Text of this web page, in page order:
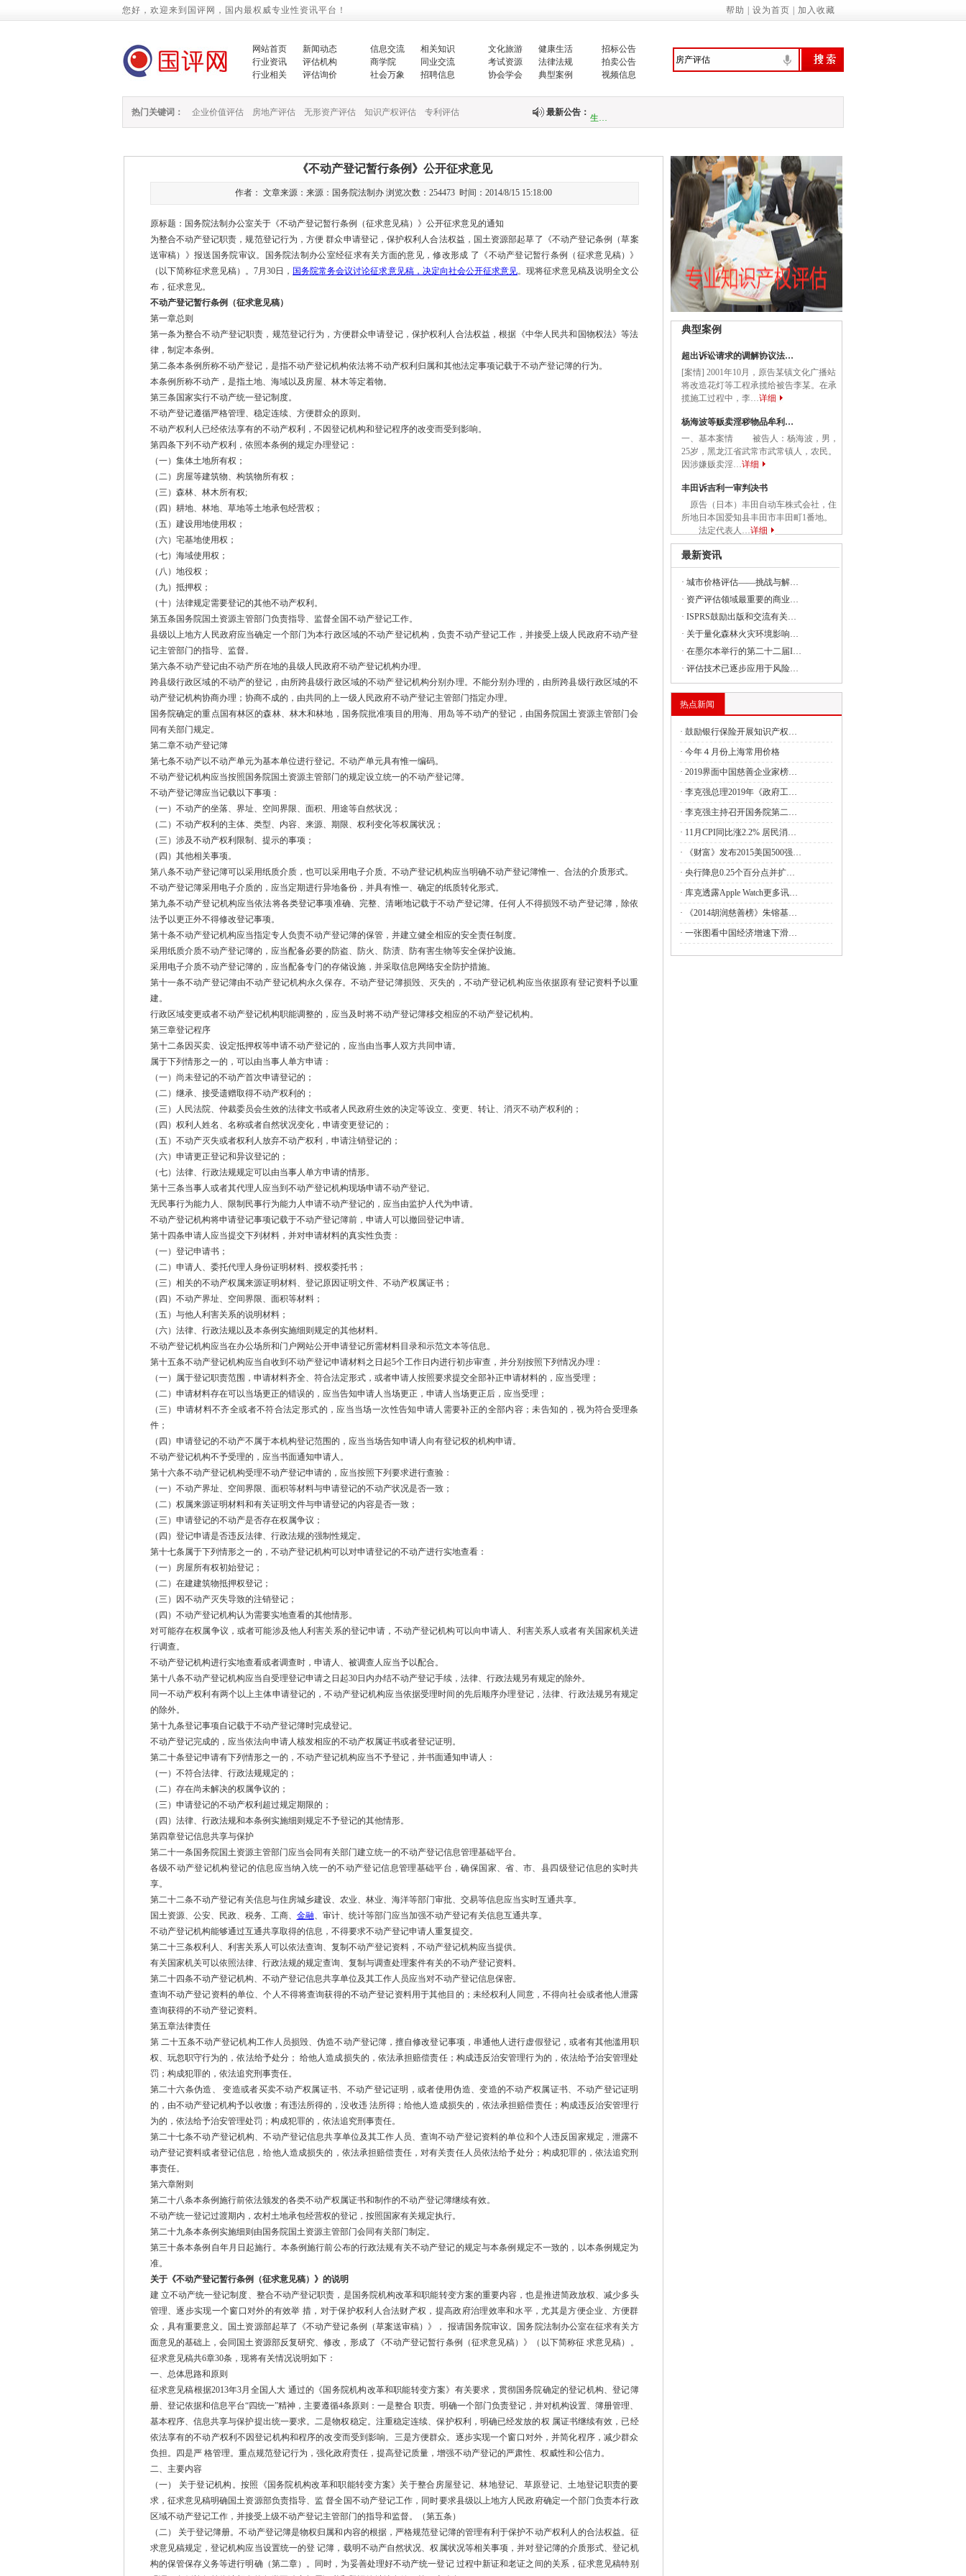
您好，欢迎来到国评网，国内最权威专业性资讯平台！ 帮助 设为首页 加入收藏
网站首页
新闻动态
行业资讯
评估机构
行业相关
评估询价
信息交流
相关知识
商学院
同业交流
社会万象
招聘信息
文化旅游
健康生活
考试资源
法律法规
协会学会
典型案例
招标公告
拍卖公告
视频信息
热门关键词： 企业价值评估 房地产评估 无形资产评估 知识产权评估 专利评估 最新公告：
国家发展改革委：制定促进经济社会发展全面绿色转型
的…
增强生态文明意识 提高环境保护自觉——来自首个全国
全面推进乡村振兴绘就新图景
中央财政紧急预拨10亿元 支持国家蓄滞洪区受灾群众尽
关于印发《国家基本公共服务标准（2023年版）》的通知
关于完善政府诚信履约机制优化民营经济发展环境的通知
中共中央 国务院关于促进民营经济发展壮大的意见
国家发展改革委等部门关于做好2023年降成本重点工作
关于公开遴选《建设项目经济评价方法与参数（修订建
关于开展2023年全国节能宣传周和全国低碳日活动的通知
关于印发《中央党政机关和事业单位所属企业国有资本
国家发展改革委组织召开支持贵州在新时代西部大开发
上…
国家发展改革委负责同志出席建设全国统一大市场国务
国家发展改革委副主任丛亮会见阿曼能源与矿产部次大
中国与阿根廷签署共建“一带一路”合作规划
2023年1-4月全国国有及国有控股企业经济运行情况
财政部河南监管局：强化理论武装 筑牢思想之基 认真
关于实施中央财政油茶产业发展奖补政策的通知
体…
发展改革委等部门关于印发《“十四五”时期社会服务设…
国家发展改革委负责同志就《新时代洞庭湖生态经济区
首届“中国+中亚五国”产业与投资合作论坛成功举行
社会司会同有关单位组织召开第四批农村公共服务典型
第…
国家发展改革委举行新闻发布会 介绍《“十四五”现代
物…
基于灰色预测理论的互联网视频行业企业价值评估——
以…
户…
20…
《不动产登记暂行条例》公开征求意见
作者： 文章来源：来源：国务院法制办 浏览次数：254473 时间：2014/8/15 15:18:00
原标题：国务院法制办公室关于《不动产登记暂行条例（征求意见稿）》公开征求意见的通知
为整合不动产登记职责，规范登记行为，方便 群众申请登记，保护权利人合法权益，国土资源部起草了《不动产登记条例（草案
送审稿）》报送国务院审议。国务院法制办公室经征求有关方面的意见，修改形成 了《不动产登记暂行条例（征求意见稿）》
（以下简称征求意见稿）。7月30日， 国务院常务会议讨论征求意见稿，决定向社会公开征求意见。现将征求意见稿及说明全文公
布，征求意见。
不动产登记暂行条例（征求意见稿）
第一章总则
第一条为整合不动产登记职责，规范登记行为，方便群众申请登记，保护权利人合法权益，根据《中华人民共和国物权法》等法
律，制定本条例。
第二条本条例所称不动产登记，是指不动产登记机构依法将不动产权利归属和其他法定事项记载于不动产登记簿的行为。
本条例所称不动产，是指土地、海域以及房屋、林木等定着物。
第三条国家实行不动产统一登记制度。
不动产登记遵循严格管理、稳定连续、方便群众的原则。
不动产权利人已经依法享有的不动产权利，不因登记机构和登记程序的改变而受到影响。
第四条下列不动产权利，依照本条例的规定办理登记：
（一）集体土地所有权；
（二）房屋等建筑物、构筑物所有权；
（三）森林、林木所有权;
（四）耕地、林地、草地等土地承包经营权；
（五）建设用地使用权；
（六）宅基地使用权；
（七）海域使用权；
（八）地役权；
（九）抵押权；
（十）法律规定需要登记的其他不动产权利。
第五条国务院国土资源主管部门负责指导、监督全国不动产登记工作。
县级以上地方人民政府应当确定一个部门为本行政区域的不动产登记机构，负责不动产登记工作，并接受上级人民政府不动产登
记主管部门的指导、监督。
第六条不动产登记由不动产所在地的县级人民政府不动产登记机构办理。
跨县级行政区域的不动产的登记，由所跨县级行政区域的不动产登记机构分别办理。不能分别办理的，由所跨县级行政区域的不
动产登记机构协商办理；协商不成的，由共同的上一级人民政府不动产登记主管部门指定办理。
国务院确定的重点国有林区的森林、林木和林地，国务院批准项目的用海、用岛等不动产的登记，由国务院国土资源主管部门会
同有关部门规定。
第二章不动产登记簿
第七条不动产以不动产单元为基本单位进行登记。不动产单元具有惟一编码。
不动产登记机构应当按照国务院国土资源主管部门的规定设立统一的不动产登记簿。
不动产登记簿应当记载以下事项：
（一）不动产的坐落、界址、空间界限、面积、用途等自然状况；
（二）不动产权利的主体、类型、内容、来源、期限、权利变化等权属状况；
（三）涉及不动产权利限制、提示的事项；
（四）其他相关事项。
第八条不动产登记簿可以采用纸质介质，也可以采用电子介质。不动产登记机构应当明确不动产登记簿惟一、合法的介质形式。
不动产登记簿采用电子介质的，应当定期进行异地备份，并具有惟一、确定的纸质转化形式。
第九条不动产登记机构应当依法将各类登记事项准确、完整、清晰地记载于不动产登记簿。任何人不得损毁不动产登记簿，除依
法予以更正外不得修改登记事项。
第十条不动产登记机构应当指定专人负责不动产登记簿的保管，并建立健全相应的安全责任制度。
采用纸质介质不动产登记簿的，应当配备必要的防盗、防火、防渍、防有害生物等安全保护设施。
采用电子介质不动产登记簿的，应当配备专门的存储设施，并采取信息网络安全防护措施。
第十一条不动产登记簿由不动产登记机构永久保存。不动产登记簿损毁、灭失的，不动产登记机构应当依据原有登记资料予以重
建。
行政区域变更或者不动产登记机构职能调整的，应当及时将不动产登记簿移交相应的不动产登记机构。
第三章登记程序
第十二条因买卖、设定抵押权等申请不动产登记的，应当由当事人双方共同申请。
属于下列情形之一的，可以由当事人单方申请：
（一）尚未登记的不动产首次申请登记的；
（二）继承、接受遗赠取得不动产权利的；
（三）人民法院、仲裁委员会生效的法律文书或者人民政府生效的决定等设立、变更、转让、消灭不动产权利的；
（四）权利人姓名、名称或者自然状况变化，申请变更登记的；
（五）不动产灭失或者权利人放弃不动产权利，申请注销登记的；
（六）申请更正登记和异议登记的；
（七）法律、行政法规规定可以由当事人单方申请的情形。
第十三条当事人或者其代理人应当到不动产登记机构现场申请不动产登记。
无民事行为能力人、限制民事行为能力人申请不动产登记的，应当由监护人代为申请。
不动产登记机构将申请登记事项记载于不动产登记簿前，申请人可以撤回登记申请。
第十四条申请人应当提交下列材料，并对申请材料的真实性负责：
（一）登记申请书；
（二）申请人、委托代理人身份证明材料、授权委托书；
（三）相关的不动产权属来源证明材料、登记原因证明文件、不动产权属证书；
（四）不动产界址、空间界限、面积等材料；
（五）与他人利害关系的说明材料；
（六）法律、行政法规以及本条例实施细则规定的其他材料。
不动产登记机构应当在办公场所和门户网站公开申请登记所需材料目录和示范文本等信息。
第十五条不动产登记机构应当自收到不动产登记申请材料之日起5个工作日内进行初步审查，并分别按照下列情况办理：
（一）属于登记职责范围，申请材料齐全、符合法定形式，或者申请人按照要求提交全部补正申请材料的，应当受理；
（二）申请材料存在可以当场更正的错误的，应当告知申请人当场更正，申请人当场更正后，应当受理；
（三）申请材料不齐全或者不符合法定形式的，应当当场一次性告知申请人需要补正的全部内容；未告知的，视为符合受理条
件；
（四）申请登记的不动产不属于本机构登记范围的，应当当场告知申请人向有登记权的机构申请。
不动产登记机构不予受理的，应当书面通知申请人。
第十六条不动产登记机构受理不动产登记申请的，应当按照下列要求进行查验：
（一）不动产界址、空间界限、面积等材料与申请登记的不动产状况是否一致；
（二）权属来源证明材料和有关证明文件与申请登记的内容是否一致；
（三）申请登记的不动产是否存在权属争议；
（四）登记申请是否违反法律、行政法规的强制性规定。
第十七条属于下列情形之一的，不动产登记机构可以对申请登记的不动产进行实地查看：
（一）房屋所有权初始登记；
（二）在建建筑物抵押权登记；
（三）因不动产灭失导致的注销登记；
（四）不动产登记机构认为需要实地查看的其他情形。
对可能存在权属争议，或者可能涉及他人利害关系的登记申请，不动产登记机构可以向申请人、利害关系人或者有关国家机关进
行调查。
不动产登记机构进行实地查看或者调查时，申请人、被调查人应当予以配合。
第十八条不动产登记机构应当自受理登记申请之日起30日内办结不动产登记手续，法律、行政法规另有规定的除外。
同一不动产权利有两个以上主体申请登记的，不动产登记机构应当依据受理时间的先后顺序办理登记，法律、行政法规另有规定
的除外。
第十九条登记事项自记载于不动产登记簿时完成登记。
不动产登记完成的，应当依法向申请人核发相应的不动产权属证书或者登记证明。
第二十条登记申请有下列情形之一的，不动产登记机构应当不予登记，并书面通知申请人：
（一）不符合法律、行政法规规定的；
（二）存在尚未解决的权属争议的；
（三）申请登记的不动产权利超过规定期限的；
（四）法律、行政法规和本条例实施细则规定不予登记的其他情形。
第四章登记信息共享与保护
第二十一条国务院国土资源主管部门应当会同有关部门建立统一的不动产登记信息管理基础平台。
各级不动产登记机构登记的信息应当纳入统一的不动产登记信息管理基础平台，确保国家、省、市、县四级登记信息的实时共
享。
第二十二条不动产登记有关信息与住房城乡建设、农业、林业、海洋等部门审批、交易等信息应当实时互通共享。
国土资源、公安、民政、税务、工商、 金融、审计、统计等部门应当加强不动产登记有关信息互通共享。
不动产登记机构能够通过互通共享取得的信息，不得要求不动产登记申请人重复提交。
第二十三条权利人、利害关系人可以依法查询、复制不动产登记资料，不动产登记机构应当提供。
有关国家机关可以依照法律、行政法规的规定查询、复制与调查处理案件有关的不动产登记资料。
第二十四条不动产登记机构、不动产登记信息共享单位及其工作人员应当对不动产登记信息保密。
查询不动产登记资料的单位、个人不得将查询获得的不动产登记资料用于其他目的；未经权利人同意，不得向社会或者他人泄露
查询获得的不动产登记资料。
第五章法律责任
第 二十五条不动产登记机构工作人员损毁、伪造不动产登记簿，擅自修改登记事项，串通他人进行虚假登记，或者有其他滥用职
权、玩忽职守行为的，依法给予处分； 给他人造成损失的，依法承担赔偿责任；构成违反治安管理行为的，依法给予治安管理处
罚；构成犯罪的，依法追究刑事责任。
第二十六条伪造、 变造或者买卖不动产权属证书、不动产登记证明，或者使用伪造、变造的不动产权属证书、不动产登记证明
的，由不动产登记机构予以收缴；有违法所得的，没收违 法所得；给他人造成损失的，依法承担赔偿责任；构成违反治安管理行
为的，依法给予治安管理处罚；构成犯罪的，依法追究刑事责任。
第二十七条不动产登记机构、不动产登记信息共享单位及其工作人员、查询不动产登记资料的单位和个人违反国家规定，泄露不
动产登记资料或者登记信息，给他人造成损失的，依法承担赔偿责任，对有关责任人员依法给予处分；构成犯罪的，依法追究刑
事责任。
第六章附则
第二十八条本条例施行前依法颁发的各类不动产权属证书和制作的不动产登记簿继续有效。
不动产统一登记过渡期内，农村土地承包经营权的登记，按照国家有关规定执行。
第二十九条本条例实施细则由国务院国土资源主管部门会同有关部门制定。
第三十条本条例自年月日起施行。本条例施行前公布的行政法规有关不动产登记的规定与本条例规定不一致的，以本条例规定为
准。
关于《不动产登记暂行条例（征求意见稿）》的说明
建 立不动产统一登记制度、整合不动产登记职责，是国务院机构改革和职能转变方案的重要内容，也是推进简政放权、减少多头
管理、逐步实现一个窗口对外的有效举 措，对于保护权利人合法财产权，提高政府治理效率和水平，尤其是方便企业、方便群
众，具有重要意义。国土资源部起草了《不动产登记条例（草案送审稿）》， 报请国务院审议。国务院法制办公室在征求有关方
面意见的基础上，会同国土资源部反复研究、修改，形成了《不动产登记暂行条例（征求意见稿）》（以下简称征 求意见稿）。
征求意见稿共6章30条，现将有关情况说明如下：
一、总体思路和原则
征求意见稿根据2013年3月全国人大 通过的《国务院机构改革和职能转变方案》有关要求，贯彻国务院确定的登记机构、登记簿
册、登记依据和信息平台“四统一”精神，主要遵循4条原则：一是整合 职责。明确一个部门负责登记，并对机构设置、簿册管理、
基本程序、信息共享与保护提出统一要求。二是物权稳定。注重稳定连续、保护权利，明确已经发放的权 属证书继续有效，已经
依法享有的不动产权利不因登记机构和程序的改变而受到影响。三是方便群众。逐步实现一个窗口对外，并简化程序，减少群众
负担。四是严 格管理。重点规范登记行为，强化政府责任，提高登记质量，增强不动产登记的严肃性、权威性和公信力。
二、主要内容
（一） 关于登记机构。按照《国务院机构改革和职能转变方案》关于整合房屋登记、林地登记、草原登记、土地登记职责的要
求，征求意见稿明确国土资源部负责指导、监 督全国不动产登记工作，同时要求县级以上地方人民政府确定一个部门负责本行政
区域不动产登记工作，并接受上级不动产登记主管部门的指导和监督。（第五条）
（二） 关于登记簿册。不动产登记簿是物权归属和内容的根据，严格规范登记簿的管理有利于保护不动产权利人的合法权益。征
求意见稿规定，登记机构应当设置统一的登 记簿，载明不动产自然状况、权属状况等相关事项，并对登记簿的介质形式、登记机
构的保管保存义务等进行明确（第二章）。同时，为妥善处理好不动产统一登记 过程中新证和老证之间的关系，征求意见稿特别
典型案例
超出诉讼请求的调解协议法…
[案情] 2001年10月，原告某镇文化广播站
将改造花灯等工程承揽给被告李某。在承
揽施工过程中，李…详细
杨海波等贩卖淫秽物品牟利…
一、基本案情 被告人：杨海波，男，
25岁，黑龙江省武常市武常镇人，农民。
因涉嫌贩卖淫…详细
丰田诉吉利一审判决书
原告（日本）丰田自动车株式会社，住
所地日本国爱知县丰田市丰田町1番地。
法定代表人…详细
最新资讯
· 城市价格评估——挑战与解…
· 资产评估领域最重要的商业…
· ISPRS鼓励出版和交流有关…
· 关于量化森林火灾环境影响…
· 在墨尔本举行的第二十二届I…
· 评估技术已逐步应用于风险…
热点新闻
· 鼓励银行保险开展知识产权…
· 今年４月份上海常用价格
· 2019界面中国慈善企业家榜…
· 李克强总理2019年《政府工…
· 李克强主持召开国务院第二…
· 11月CPI同比涨2.2% 居民消…
·
《财富》发布2015美国500强…
· 央行降息0.25个百分点并扩…
· 库克透露Apple Watch更多讯…
·
《2014胡润慈善榜》朱镕基…
· 一张图看中国经济增速下滑…